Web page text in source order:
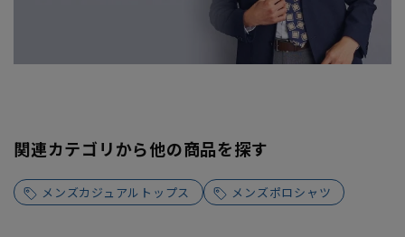
関連カテゴリから他の商品を探す
メンズカジュアルトップス メンズポロシャツ